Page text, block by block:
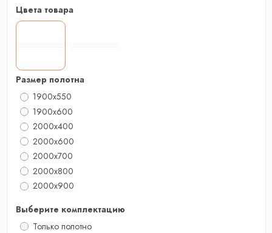
Цвета товара
Размер полотна
1900x550
1900x600
2000х400
2000x600
2000x700
2000х800
2000x900
Выберите комплектацию
Только полотно